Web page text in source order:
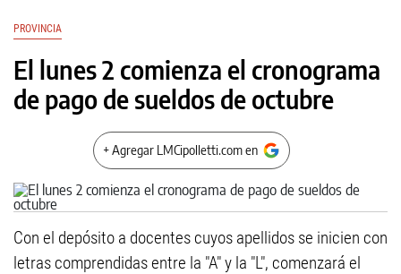
PROVINCIA
El lunes 2 comienza el cronograma
de pago de sueldos de octubre
+ Agregar LMCipolletti.com en
Con el depósito a docentes cuyos apellidos se inicien con
letras comprendidas entre la "A" y la "L", comenzará el